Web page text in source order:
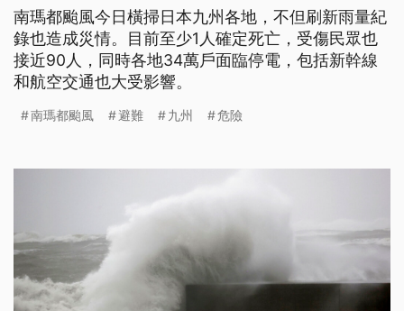
南瑪都颱風今日橫掃日本九州各地，不但刷新雨量紀
錄也造成災情。目前至少1人確定死亡，受傷民眾也
接近90人，同時各地34萬戶面臨停電，包括新幹線
和航空交通也大受影響。
南瑪都颱風 避難 九州 危險